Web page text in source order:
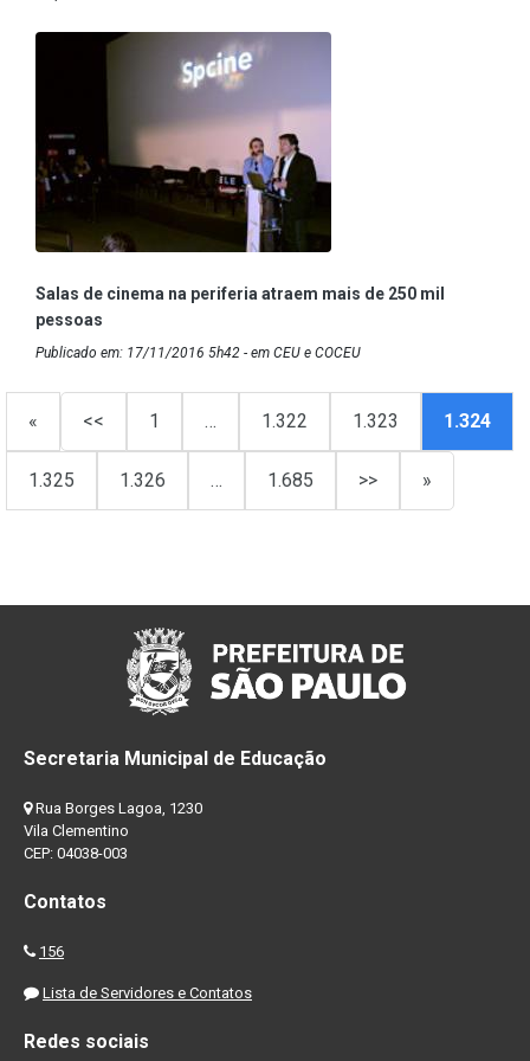
Salas de cinema na periferia atraem mais de 250 mil
pessoas
Publicado em: 17/11/2016 5h42 - em CEU e COCEU
« << 1 … 1.322 1.323 1.324
1.325 1.326 … 1.685 >> »
Secretaria Municipal de Educação
Rua Borges Lagoa, 1230
Vila Clementino
CEP: 04038-003
Contatos
156
Lista de Servidores e Contatos
Redes sociais